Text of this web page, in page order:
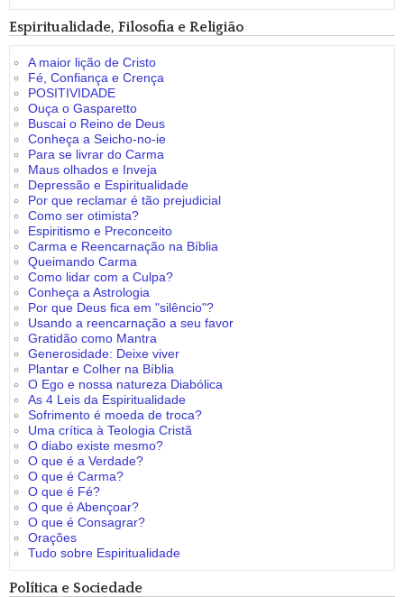
Espiritualidade, Filosofia e Religião
A maior lição de Cristo
Fé, Confiança e Crença
POSITIVIDADE
Ouça o Gasparetto
Buscai o Reino de Deus
Conheça a Seicho-no-ie
Para se livrar do Carma
Maus olhados e Inveja
Depressão e Espiritualidade
Por que reclamar é tão prejudicial
Como ser otimista?
Espiritismo e Preconceito
Carma e Reencarnação na Bíblia
Queimando Carma
Como lidar com a Culpa?
Conheça a Astrologia
Por que Deus fica em "silêncio"?
Usando a reencarnação a seu favor
Gratidão como Mantra
Generosidade: Deixe viver
Plantar e Colher na Bíblia
O Ego e nossa natureza Diabólica
As 4 Leis da Espiritualidade
Sofrimento é moeda de troca?
Uma crítica à Teologia Cristã
O diabo existe mesmo?
O que é a Verdade?
O que é Carma?
O que é Fé?
O que é Abençoar?
O que é Consagrar?
Orações
Tudo sobre Espiritualidade
Política e Sociedade